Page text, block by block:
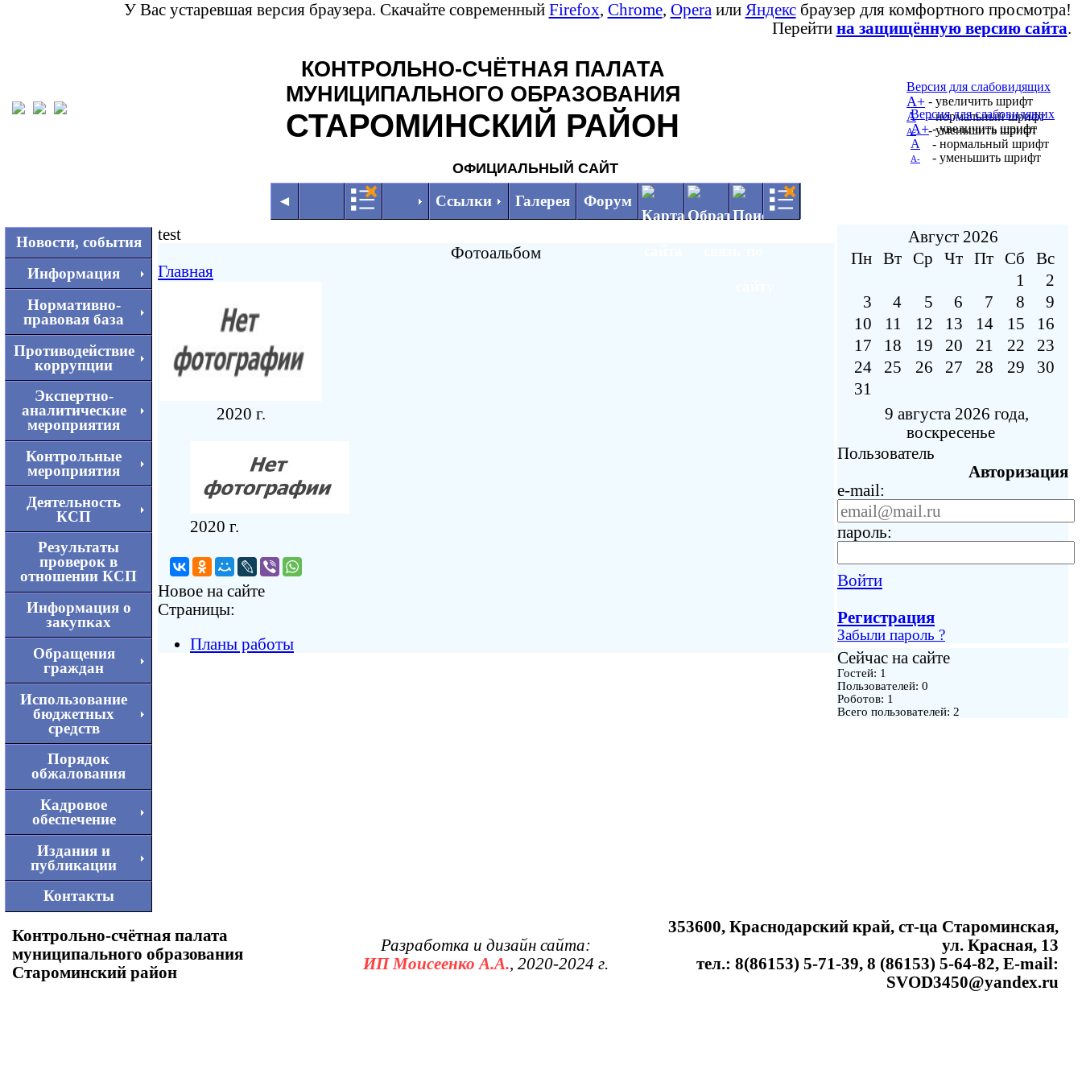
У Вас устаревшая версия браузера. Скачайте современный Firefox, Chrome, Opera или Яндексбраузер для комфортного просмотра!
Перейти на защищённую версию сайта.
КОНТРОЛЬНО-СЧЁТНАЯ ПАЛАТА
МУНИЦИПАЛЬНОГО ОБРАЗОВАНИЯ
СТАРОМИНСКИЙ РАЙОН
Версия для слабовидящих
А+ - увеличить шрифт
А
- нормальный шрифт
А- - уменьшить шрифт
ОФИЦИАЛЬНЫЙ САЙТ
Версия для слабовидящих
А+- увеличить шрифт
А
- нормальный шрифт
А- - уменьшить шрифт
◄ Ссылки Галерея Форум
Новости, события
Информация
Нормативно-
правовая база
Противодействие
коррупции
Экспертно-
аналитические
мероприятия
Контрольные
мероприятия
Деятельность
КСП
Результаты
проверок в
отношении КСП
Информация о
закупках
Обращения
граждан
Использование
бюджетных
средств
Порядок
обжалования
Кадровое
обеспечение
Издания и
публикации
Контакты
test
Фотоальбом
Главная
2020 г.
2020 г.
Новое на сайте
Страницы:
Планы работы
Август 2026
Пн
Вт Ср Чт Пт Сб
Вс
1
2
3
4 5 6 7 8
9
10
11 12 13 14 15
16
17
18 19 20 21 22
23
24
25 26 27 28 29
30
31
9 августа 2026 года,
воскресенье
Пользователь
Авторизация
e-mail:
пароль:
Войти
Регистрация
Забыли пароль ?
Сейчас на сайте
Гостей: 1
Пользователей: 0
Роботов: 1
Всего пользователей: 2
Контрольно-счётная палата
муниципального образования
Староминский район
Разработка и дизайн сайта:
ИП Моисеенко А.А., 2020-2024 г.
353600, Краснодарский край, ст-ца Староминская,
ул. Красная, 13
тел.: 8(86153) 5-71-39, 8 (86153) 5-64-82, E-mail:
SVOD3450@yandex.ru